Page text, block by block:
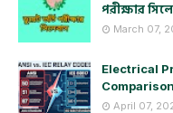
পরীক্ষার
March 07,
Electrical
April 07,